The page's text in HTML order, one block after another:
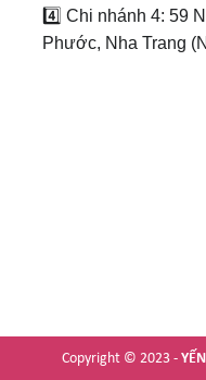
4️⃣ Chi nhánh 4: 59
Phước, Nha Trang
Copyright © 2023 -